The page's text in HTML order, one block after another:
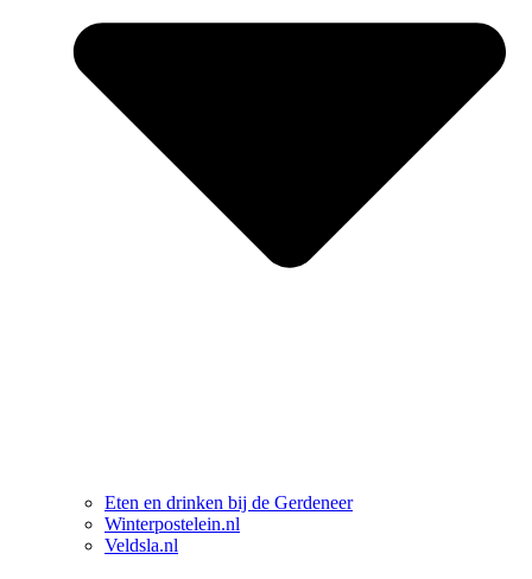
Eten en drinken bij de Gerdeneer
Winterpostelein.nl
Veldsla.nl